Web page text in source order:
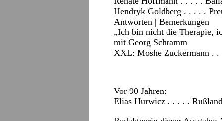
Hendryk Goldberg . . . . .
Antworten | Bemerkungen
„Ich bin nicht die Therapie,
mit Georg Schramm
XXL: Moshe Zuckermann . .
Vor 90 Jahren:
Elias Hurwicz . . . . .